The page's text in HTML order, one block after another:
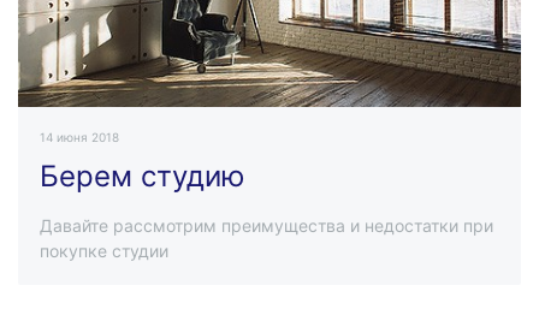
14 июня 2018
Берем студию
Давайте рассмотрим преимущества и недостатки при
покупке студии